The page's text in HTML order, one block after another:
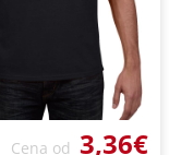
Cena od 3,36€